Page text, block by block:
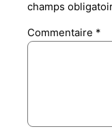
champs
Commentaire *